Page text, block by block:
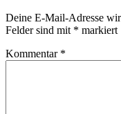
Deine E-Mail-Adresse
Felder sind mit * markiert
Kommentar *